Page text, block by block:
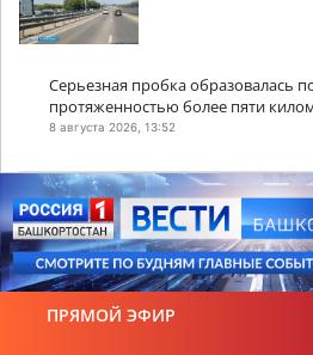
Серьезная пробка образовалась
протяженностью более пяти
8 августа 2026, 13:52
ПРЯМОЙ ЭФИР